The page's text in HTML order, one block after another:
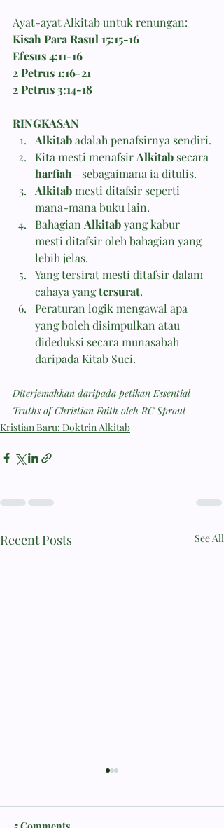
Ayat-ayat Alkitab untuk renungan:
Kisah Para Rasul 15:15-16
Efesus 4:11-16
2 Petrus 1:16-21
2 Petrus 3:14-18
RINGKASAN
Alkitab adalah penafsirnya sendiri.
Kita mesti menafsir Alkitab secara
harfiah—sebagaimana ia ditulis.
Alkitab mesti ditafsir seperti
mana-mana buku lain.
Bahagian Alkitab yang kabur
mesti ditafsir oleh bahagian yang
lebih jelas.
Yang tersirat mesti ditafsir dalam
cahaya yang tersurat.
Peraturan logik mengawal apa
yang boleh disimpulkan atau
dideduksi secara munasabah
daripada Kitab Suci.
Diterjemahkan daripada petikan Essential
Truths of Christian Faith oleh RC Sproul
Kristian Baru: Doktrin Alkitab
Recent Posts See All